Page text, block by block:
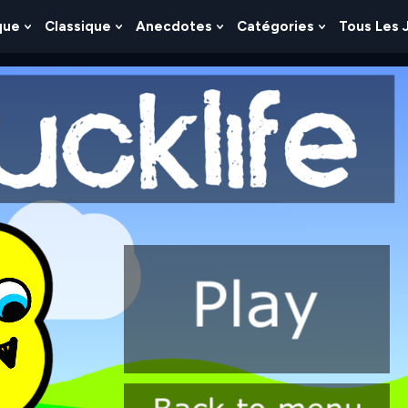
Show
For
Classique
Show
For
Anecdotes
Show
For
Anecdotes
Catégories
Show
For
Tous Les